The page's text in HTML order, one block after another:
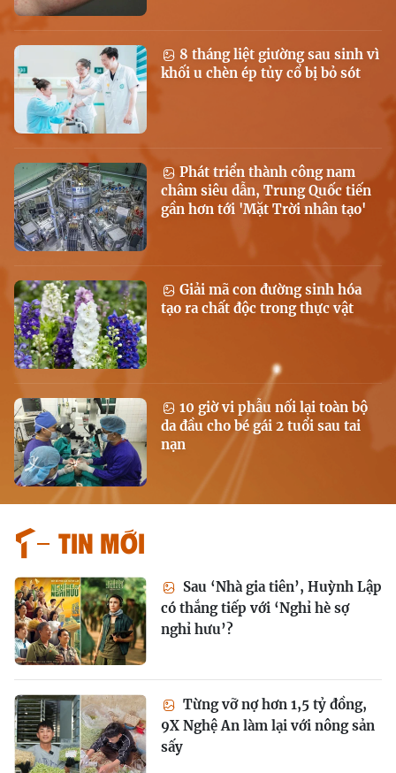
8 tháng liệt giường sau sinh vì
khối u chèn ép tủy cổ bị bỏ sót
Phát triển thành công nam
châm siêu dẫn, Trung Quốc tiến
gần hơn tới 'Mặt Trời nhân tạo'
Giải mã con đường sinh hóa
tạo ra chất độc trong thực vật
10 giờ vi phẫu nối lại toàn bộ
da đầu cho bé gái 2 tuổi sau tai
nạn
Tin mới
Sau ‘Nhà gia tiên’, Huỳnh Lập
có thắng tiếp với ‘Nghỉ hè sợ
nghỉ hưu’?
Từng vỡ nợ hơn 1,5 tỷ đồng,
9X Nghệ An làm lại với nông sản
sấy